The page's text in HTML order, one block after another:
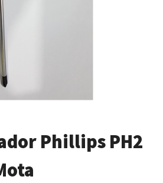
Phillips PH2